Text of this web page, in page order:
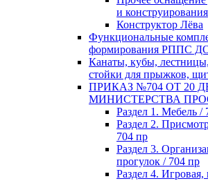
и конструирования
Конструктор Лёва
Функциональные
формирования РППС
Канаты, кубы,
стойки для прыжков,
ПРИКАЗ №704 ОТ 20
МИНИСТЕРСТВА
Раздел 1. Мебель /
Раздел 2.
704 пр
Раздел 3.
прогулок / 704 пр
Раздел 4.